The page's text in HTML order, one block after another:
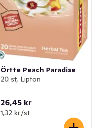
Örtte Peach Paradise
20 st, Lipton
26,45 kr
1,32 kr /st